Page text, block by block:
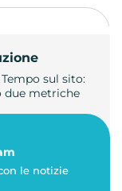
sul sito:
due metriche
le notizie